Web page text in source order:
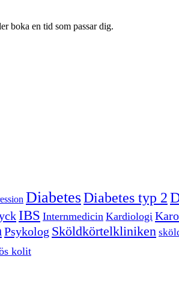
boka en tid som passar dig.
DiabetesDiabetes typ 2
IBS Internmedicin Kardiologi
Psykolog Sköldkörtelkliniken
kolit